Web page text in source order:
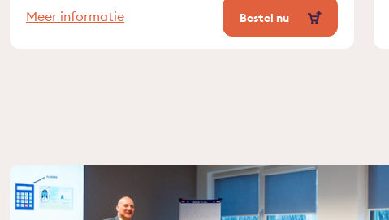
Meer informatie Bestel nu